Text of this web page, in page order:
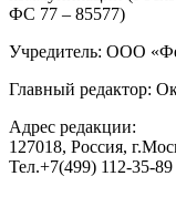
ФС 77 – 85577)
Учредитель: ООО
Главный редактор:
Адрес редакции:
127018, Россия,
Тел.+7(499) 112-35-